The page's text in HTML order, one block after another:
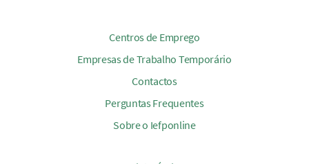
Centros de Emprego
Empresas de Trabalho Temporário
Contactos
Perguntas Frequentes
Sobre o Iefponline